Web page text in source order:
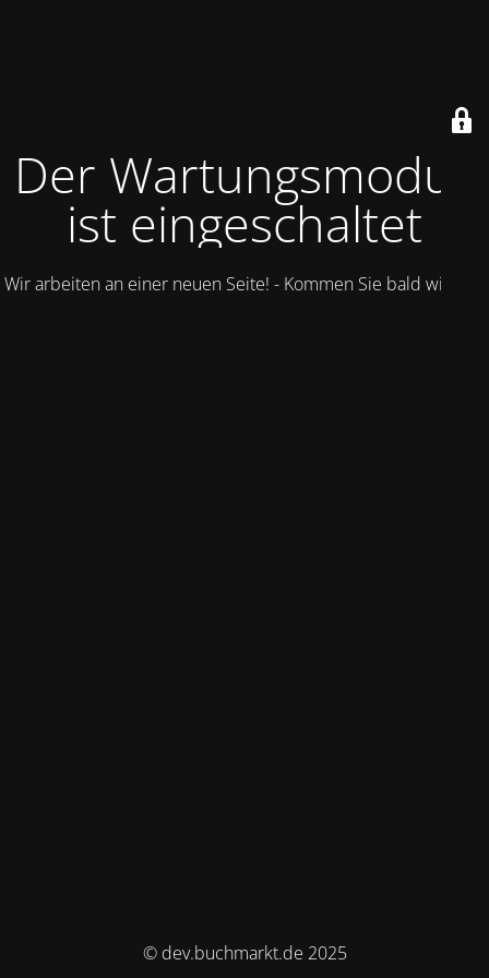
Der Wartungsmodus
ist eingeschaltet
Wir arbeiten an einer neuen Seite! - Kommen Sie bald wieder.
© dev.buchmarkt.de 2025